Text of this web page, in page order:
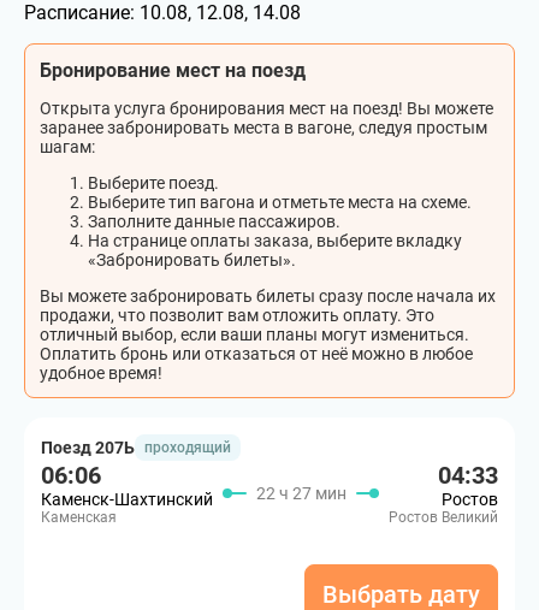
Расписание: 10.08, 12.08, 14.08
Бронирование мест на поезд
Открыта услуга бронирования мест на поезд! Вы можете
заранее забронировать места в вагоне, следуя простым
шагам:
Выберите поезд.
Выберите тип вагона и отметьте места на схеме.
Заполните данные пассажиров.
На странице оплаты заказа, выберите вкладку
«Забронировать билеты».
Вы можете забронировать билеты сразу после начала их
продажи, что позволит вам отложить оплату. Это
отличный выбор, если ваши планы могут измениться.
Оплатить бронь или отказаться от неё можно в любое
удобное время!
Поезд 207Ь проходящий
06:06
Каменск-Шахтинский
Каменская
22 ч 27 мин
04:33
Ростов
Ростов Великий
Выбрать дату